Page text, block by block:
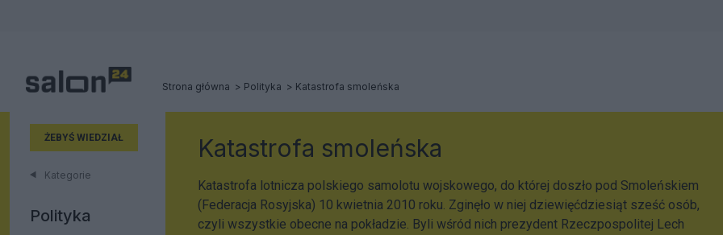
Strona główna Polityka Katastrofa smoleńska
ŻEBYŚ WIEDZIAŁ
Kategorie
Polityka
Katastrofa smoleńska
Katastrofa lotnicza polskiego samolotu wojskowego, do której doszło pod Smoleńskiem
(Federacja Rosyjska) 10 kwietnia 2010 roku. Zginęło w niej dziewięćdziesiąt sześć osób,
czyli wszystkie obecne na pokładzie. Byli wśród nich prezydent Rzeczpospolitej Lech